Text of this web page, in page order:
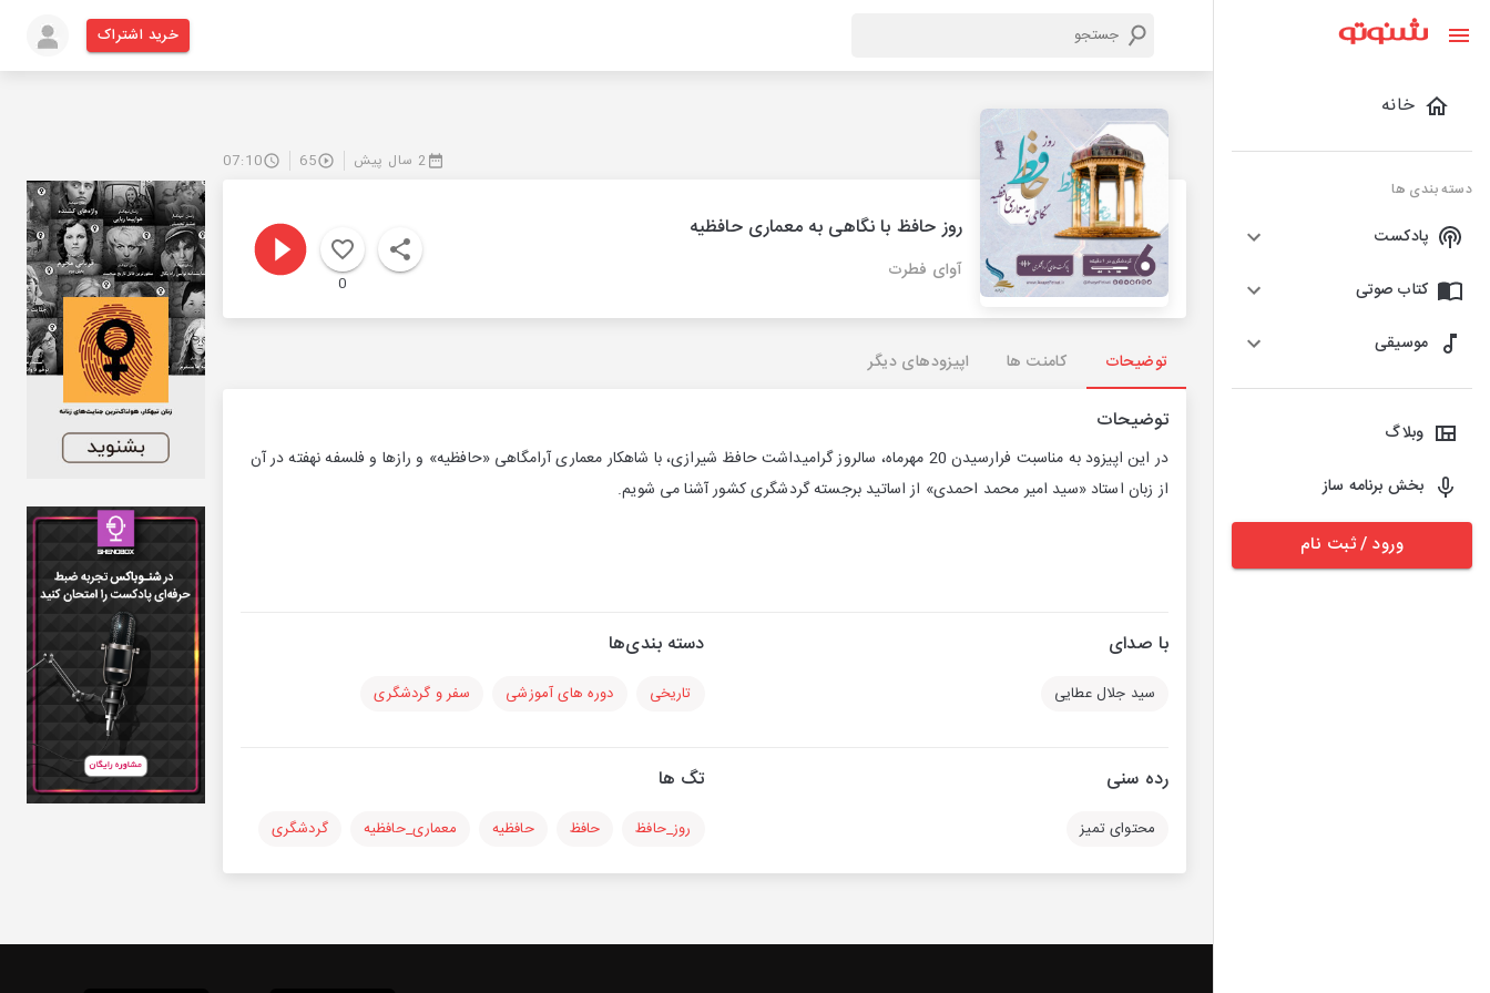
خانه
دسته بندی ها
پادکست
کتاب صوتی
موسیقی
وبلاگ
بخش برنامه ساز
ورود / ثبت نام
خرید اشتراک
2 سال پیش 65
07:10
روز حافظ با نگاهی به معماری حافظیه
آوای فطرت
0
توضیحات کامنت ها اپیزودهای دیگر
توضیحات
در این اپیزود به مناسبت فرارسیدن 20 مهرماه، سالروز گرامیداشت حافظ شیرازی، با شاهکار معماری آرامگاهی «حافظیه» و رازها و فلسفه نهفته در آن
از زبان استاد «سید امیر محمد احمدی» از اساتید برجسته گردشگری کشور آشنا می شویم.
با صدای
سید جلال عطایی
دسته بندی‌ها
تاریخی دوره های آموزشی سفر و گردشگری
رده سنی
محتوای تمیز
تگ ها
روز_حافظ حافظ حافظیه معماری_حافظیه گردشگری